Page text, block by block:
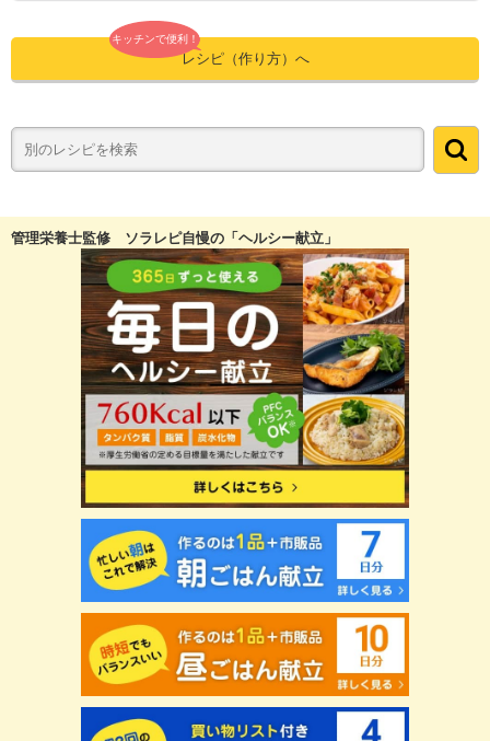
キッチンで便利！
レシピ（作り方）へ
管理栄養士監修 ソラレピ自慢の「ヘルシー献立」